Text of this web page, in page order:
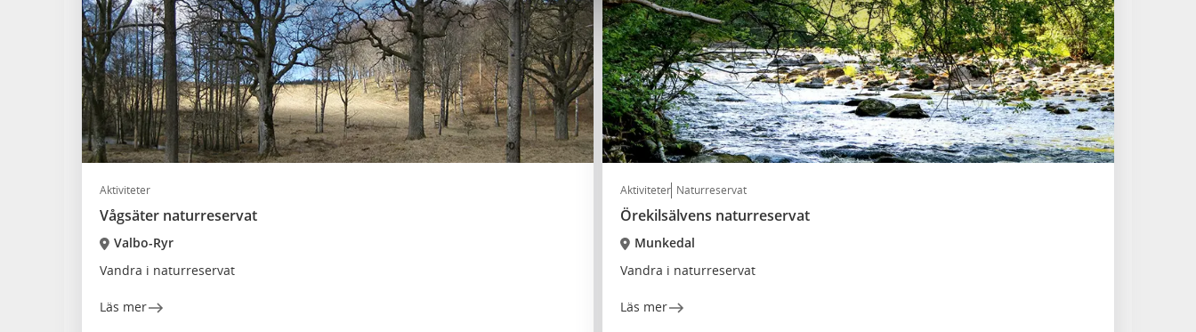
Aktiviteter
Vågsäter naturreservat
Valbo-Ryr
Vandra i naturreservat
Läs mer
Aktiviteter Naturreservat
Örekilsälvens naturreservat
Munkedal
Vandra i naturreservat
Läs mer